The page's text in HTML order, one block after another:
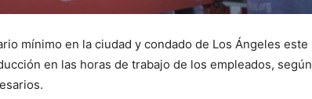
mínimo en la ciudad y condado de Los Ángeles este
en las horas de trabajo de los empleados, según